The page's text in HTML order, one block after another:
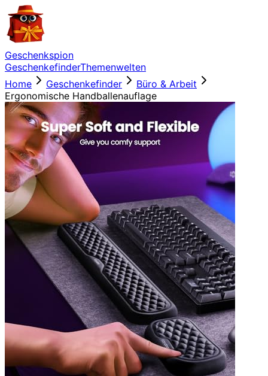
Geschenkspion
GeschenkefinderThemenwelten
Home
Geschenkefinder
Büro & Arbeit
Ergonomische Handballenauflage